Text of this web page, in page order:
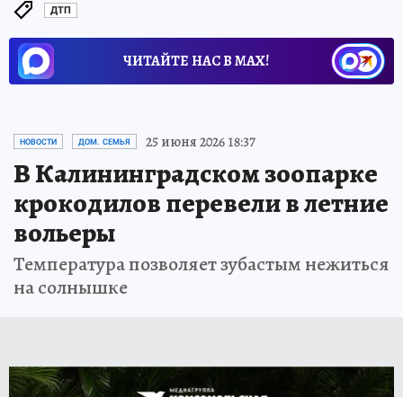
ДТП
ЧИТАЙТЕ НАС В МАХ!
НОВОСТИ ДОМ. СЕМЬЯ 25 июня 2026 18:37
В Калининградском зоопарке
крокодилов перевели в летние
вольеры
Температура позволяет зубастым нежиться
на солнышке